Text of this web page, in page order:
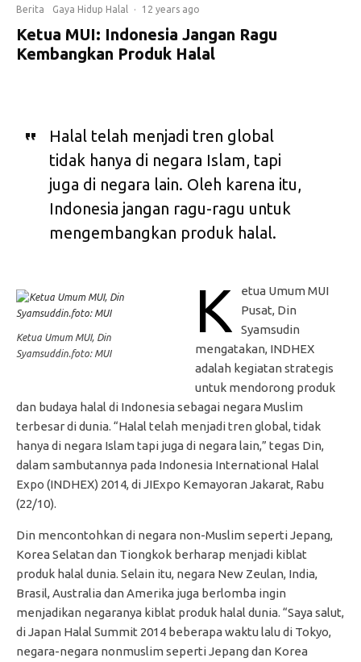
Berita Gaya Hidup Halal · 12 years ago
Ketua MUI: Indonesia Jangan Ragu
Kembangkan Produk Halal
Halal telah menjadi tren global
tidak hanya di negara Islam, tapi
juga di negara lain. Oleh karena itu,
Indonesia jangan ragu-ragu untuk
mengembangkan produk halal.
Ketua Umum MUI, Din
Syamsuddin.foto: MUI
K
etua Umum MUI
Pusat, Din
Syamsudin
mengatakan, INDHEX
adalah kegiatan strategis
untuk mendorong produk
dan budaya halal di Indonesia sebagai negara Muslim
terbesar di dunia. “Halal telah menjadi tren global, tidak
hanya di negara Islam tapi juga di negara lain,” tegas Din,
dalam sambutannya pada Indonesia International Halal
Expo (INDHEX) 2014, di JIExpo Kemayoran Jakarat, Rabu
(22/10).
Din mencontohkan di negara non-Muslim seperti Jepang,
Korea Selatan dan Tiongkok berharap menjadi kiblat
produk halal dunia. Selain itu, negara New Zeulan, India,
Brasil, Australia dan Amerika juga berlomba ingin
menjadikan negaranya kiblat produk halal dunia. “Saya salut,
di Japan Halal Summit 2014 beberapa waktu lalu di Tokyo,
negara-negara nonmuslim seperti Jepang dan Korea